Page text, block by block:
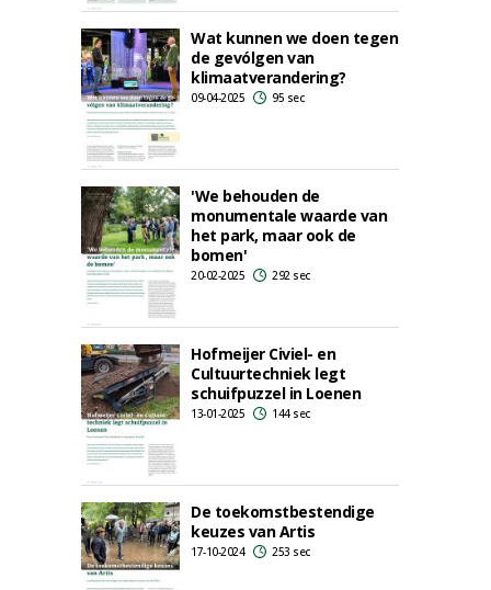
Wat kunnen we doen tegen
de gevólgen van
klimaatverandering?
09-04-2025 95 sec
'We behouden de
monumentale waarde van
het park, maar ook de
bomen'
20-02-2025 292 sec
Hofmeijer Civiel- en
Cultuurtechniek legt
schuifpuzzel in Loenen
13-01-2025 144 sec
De toekomstbestendige
keuzes van Artis
17-10-2024 253 sec